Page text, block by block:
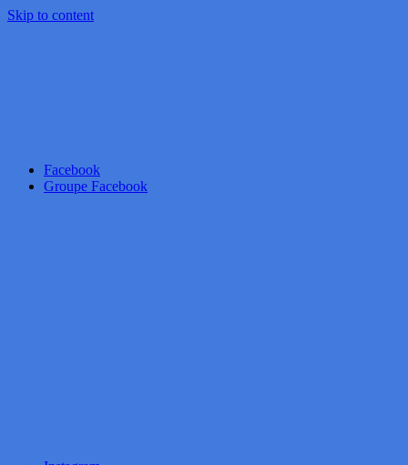
Skip to content
Facebook
Groupe Facebook